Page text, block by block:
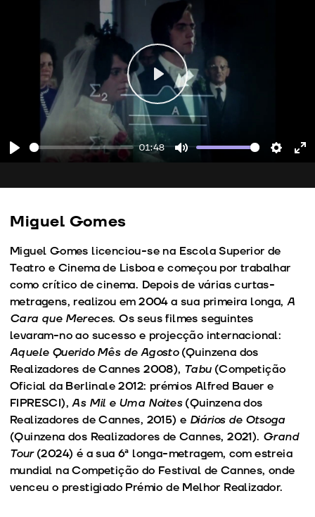
01:48
Play
Miguel Gomes
Miguel Gomes licenciou-se na Escola Superior de
Teatro e Cinema de Lisboa e começou por trabalhar
como crítico de cinema. Depois de várias curtas-
metragens, realizou em 2004 a sua primeira longa, A
Cara que Mereces. Os seus filmes seguintes
levaram-no ao sucesso e projecção internacional:
Aquele Querido Mês de Agosto(Quinzena dos
Realizadores de Cannes 2008), Tabu (Competição
Oficial da Berlinale 2012: prémios Alfred Bauer e
FIPRESCI),As Mil e Uma Noites(Quinzena dos
Realizadores de Cannes, 2015) e Diários de Otsoga
(Quinzena dos Realizadores de Cannes, 2021). Grand
Tour(2024) é a sua 6ª longa-metragem, com estreia
mundial na Competição do Festival de Cannes, onde
venceu o prestigiado Prémio de Melhor Realizador.